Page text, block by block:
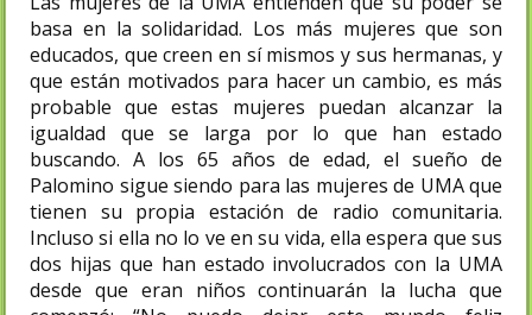
basa en la solidaridad. Los más mujeres que son
educados, que creen en sí mismos y sus hermanas, y
que están motivados para hacer un cambio, es más
probable que estas mujeres puedan alcanzar la
igualdad que se larga por lo que han estado
buscando. A los 65 años de edad, el sueño de
Palomino sigue siendo para las mujeres de UMA que
tienen su propia estación de radio comunitaria.
Incluso si ella no lo ve en su vida, ella espera que sus
dos hijas que han estado involucrados con la UMA
desde que eran niños continuarán la lucha que